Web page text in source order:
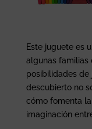
Este juguete es
algunas familias
posibilidades de
descubierto no
cómo fomenta
imaginación